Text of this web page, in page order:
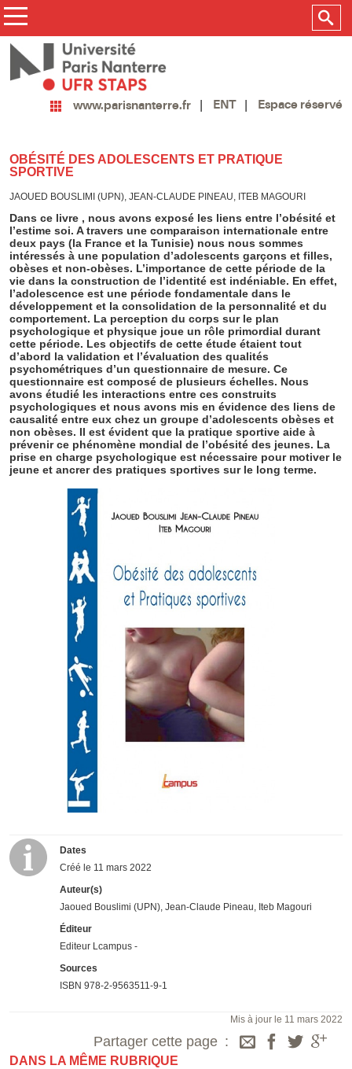
www.parisnanterre.fr ENT Espace réservé
OBÉSITÉ DES ADOLESCENTS ET PRATIQUE
SPORTIVE
JAOUED BOUSLIMI (UPN), JEAN-CLAUDE PINEAU, ITEB MAGOURI
Dans ce livre , nous avons exposé les liens entre l’obésité et
l’estime soi. A travers une comparaison internationale entre
deux pays (la France et la Tunisie) nous nous sommes
intéressés à une population d’adolescents garçons et filles,
obèses et non-obèses. L’importance de cette période de la
vie dans la construction de l’identité est indéniable. En effet,
l’adolescence est une période fondamentale dans le
développement et la consolidation de la personnalité et du
comportement. La perception du corps sur le plan
psychologique et physique joue un rôle primordial durant
cette période. Les objectifs de cette étude étaient tout
d’abord la validation et l’évaluation des qualités
psychométriques d’un questionnaire de mesure. Ce
questionnaire est composé de plusieurs échelles. Nous
avons étudié les interactions entre ces construits
psychologiques et nous avons mis en évidence des liens de
causalité entre eux chez un groupe d’adolescents obèses et
non obèses. Il est évident que la pratique sportive aide à
prévenir ce phénomène mondial de l’obésité des jeunes. La
prise en charge psychologique est nécessaire pour motiver le
jeune et ancrer des pratiques sportives sur le long terme.
Dates
Créé le 11 mars 2022
Auteur(s)
Jaoued Bouslimi (UPN), Jean-Claude Pineau, Iteb Magouri
Éditeur
Editeur Lcampus -
Sources
ISBN 978-2-9563511-9-1
Mis à jour le 11 mars 2022
Partager cette page
DANS LA MÊME RUBRIQUE